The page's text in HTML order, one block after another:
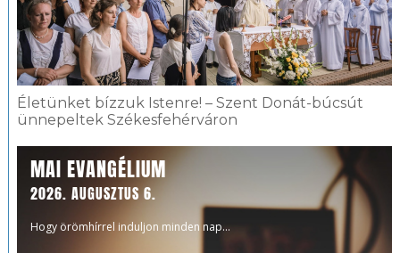
Életünket bízzuk Istenre! – Szent Donát-búcsút
ünnepeltek Székesfehérváron
MAI EVANGÉLIUM
2026. AUGUSZTUS 6.
Hogy örömhírrel induljon minden nap...